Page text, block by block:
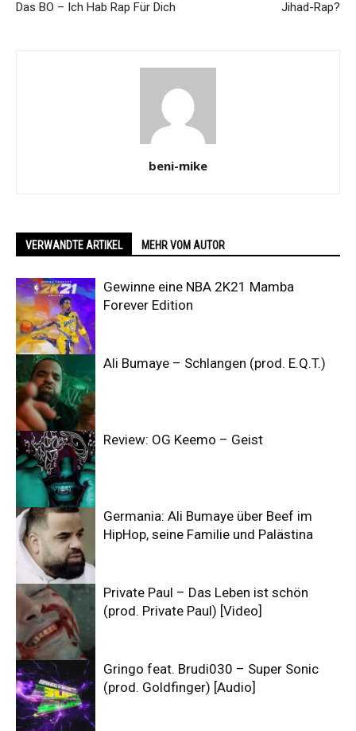
Das BO – Ich Hab Rap Für Dich Jihad-Rap?
beni-mike
VERWANDTE ARTIKEL MEHR VOM AUTOR
Gewinne eine NBA 2K21 Mamba
Forever Edition
Ali Bumaye – Schlangen (prod. E.Q.T.)
Review: OG Keemo – Geist
Germania: Ali Bumaye über Beef im
HipHop, seine Familie und Palästina
Private Paul – Das Leben ist schön
(prod. Private Paul) [Video]
Gringo feat. Brudi030 – Super Sonic
(prod. Goldfinger) [Audio]